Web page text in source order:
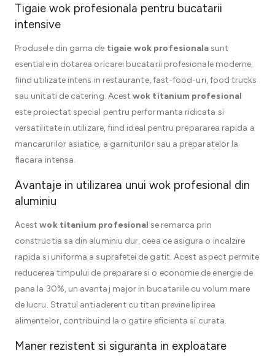
Tigaie wok profesionala pentru bucatarii
intensive
Produsele din gama de tigaie wok profesionalasunt
esentiale in dotarea oricarei bucatarii profesionale moderne,
fiind utilizate intens in restaurante, fast-food-uri, food trucks
sau unitati de catering. Acestwok titanium profesional
este proiectat special pentru performanta ridicata si
versatilitate in utilizare, fiind ideal pentru prepararea rapida a
mancarurilor asiatice, a garniturilor sau a preparatelor la
flacara intensa.
Avantaje in utilizarea unui wok profesional din
aluminiu
Acestwok titanium profesional se remarca prin
constructia sa din aluminiu dur, ceea ce asigura o incalzire
rapida si uniforma a suprafetei de gatit. Acest aspect permite
reducerea timpului de preparare si o economie de energie de
pana la 30%, un avantaj major in bucatariile cu volum mare
de lucru. Stratul antiaderent cu titan previne lipirea
alimentelor, contribuind la o gatire eficienta si curata.
Maner rezistent si siguranta in exploatare